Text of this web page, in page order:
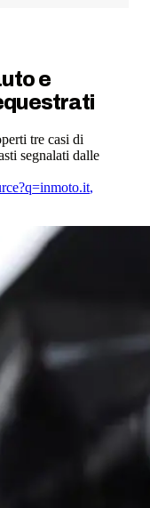
e
tre casi di
segnalati dalle
,